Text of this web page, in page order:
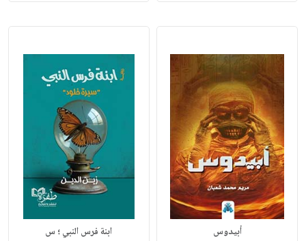
أبيدوس ابنة فرس النبي ؛ س